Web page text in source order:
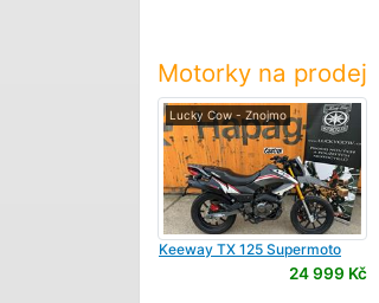
Motorky na prodej
Lucky Cow - Znojmo
Keeway TX 125 Supermoto
24 999 Kč